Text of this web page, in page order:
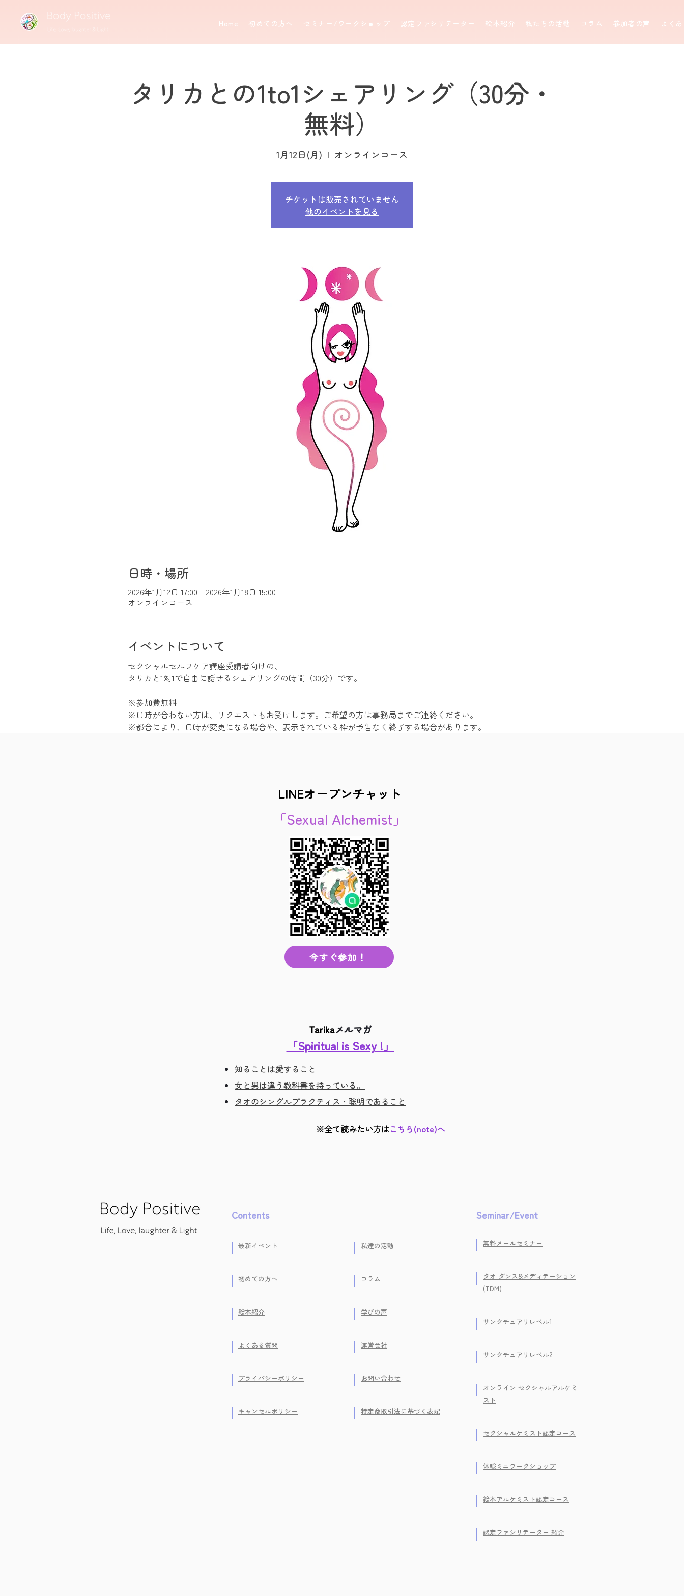
Home 初めての方へ セミナー/ワークショップ 認定ファシリテーター 絵本紹介 私たちの活動 コラム 参加者の声 よく
タリカとの1to1シェアリング（30分・
無料）
1月12日(月)
  |
オンラインコース
チケットは販売されていません
他のイベントを見る
日時・場所
2026年1月12日 17:00 – 2026年1月18日 15:00
オンラインコース
イベントについて
セクシャルセルフケア講座受講者向けの、
タリカと1対1で自由に話せるシェアリングの時間（30分）です。
※参加費無料
※日時が合わない方は、リクエストもお受けします。ご希望の方は事務局までご連絡ください。
※都合により、日時が変更になる場合や、表示されている枠が予告なく終了する場合があります。
LINEオープンチャット
「Sexual Alchemist」
今すぐ参加！
Tarikaメルマガ
「Spiritual is Sexy !」
知ることは愛すること
女と男は違う教科書を持っている。
タオのシングルプラクティス・聡明であること
※全て読みたい方はこちら(note)へ
Contents
最新イベント
初めての方へ
絵本紹介
よくある質問
プライバシーポリシー
キャンセルポリシー
私達の活動
コラム
学びの声
運営会社
お問い合わせ
特定商取引法に基づく表記
Seminar/Event
無料メールセミナー
タオ ダンス&メディテーション
(TDM)
サンクチュアリレベル1
サンクチュアリレベル2
オンライン セクシャルアルケミ
スト
セクシャルケミスト認定コース
体験ミニワークショップ
絵本アルケミスト認定コース
認定ファシリテーター 紹介